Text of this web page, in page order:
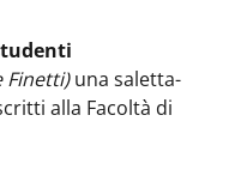
Finetti)una saletta-
alla Facoltà di